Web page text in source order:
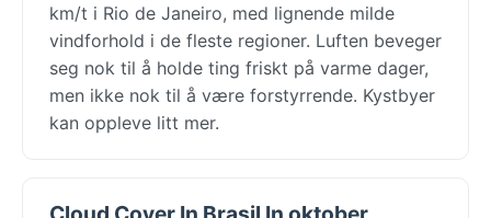
km/t i Rio de Janeiro, med lignende milde
vindforhold i de fleste regioner. Luften beveger
seg nok til å holde ting friskt på varme dager,
men ikke nok til å være forstyrrende. Kystbyer
kan oppleve litt mer.